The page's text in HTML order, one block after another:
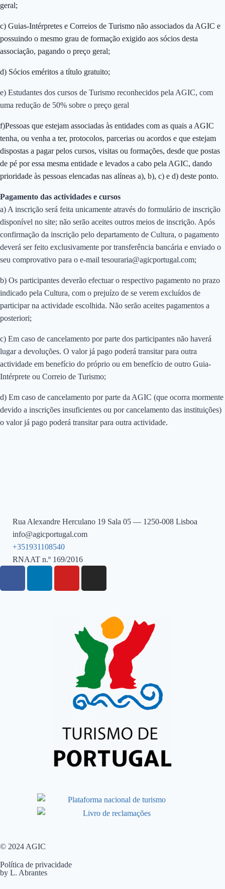
geral;
c) Guias-Intérpretes e Correios de Turismo não associados da AGIC e
possuindo o mesmo grau de formação exigido aos sócios desta
associação, pagando o preço geral;
d) Sócios eméritos a título gratuito;
e) Estudantes dos cursos de Turismo reconhecidos pela AGIC, com
uma redução de 50% sobre o preço geral
f)Pessoas que estejam associadas às entidades com as quais a AGIC
tenha, ou venha a ter, protocolos, parcerias ou acordos e que estejam
dispostas a pagar pelos cursos, visitas ou formações, desde que postas
de pé por essa mesma entidade e levados a cabo pela AGIC, dando
prioridade às pessoas elencadas nas alíneas a), b), c) e d) deste ponto.
Pagamento das actividades e cursos
a) A inscrição será feita unicamente através do formulário de inscrição
disponível no site; não serão aceites outros meios de inscrição. Após
confirmação da inscrição pelo departamento de Cultura, o pagamento
deverá ser feito exclusivamente por transferência bancária e enviado o
seu comprovativo para o e-mail tesouraria@agicportugal.com;
b) Os participantes deverão efectuar o respectivo pagamento no prazo
indicado pela Cultura, com o prejuízo de se verem excluídos de
participar na actividade escolhida. Não serão aceites pagamentos a
posteriori;
c) Em caso de cancelamento por parte dos participantes não haverá
lugar a devoluções. O valor já pago poderá transitar para outra
actividade em benefício do próprio ou em benefício de outro Guia-
Intérprete ou Correio de Turismo;
d) Em caso de cancelamento por parte da AGIC (que ocorra mormente
devido a inscrições insuficientes ou por cancelamento das instituições)
o valor já pago poderá transitar para outra actividade.
Rua Alexandre Herculano 19 Sala 05 — 1250-008 Lisboa
info@agicportugal.com
+351931108540
RNAAT n.º 169/2016
© 2024 AGIC
Política de privacidade
by L. Abrantes